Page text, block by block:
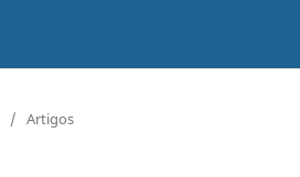
/ Artigos